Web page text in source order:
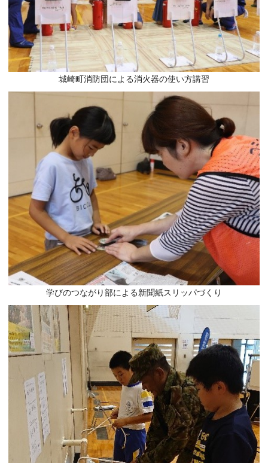
城崎町消防団による消火器の使い方講習
学びのつながり部による新聞紙スリッパづくり